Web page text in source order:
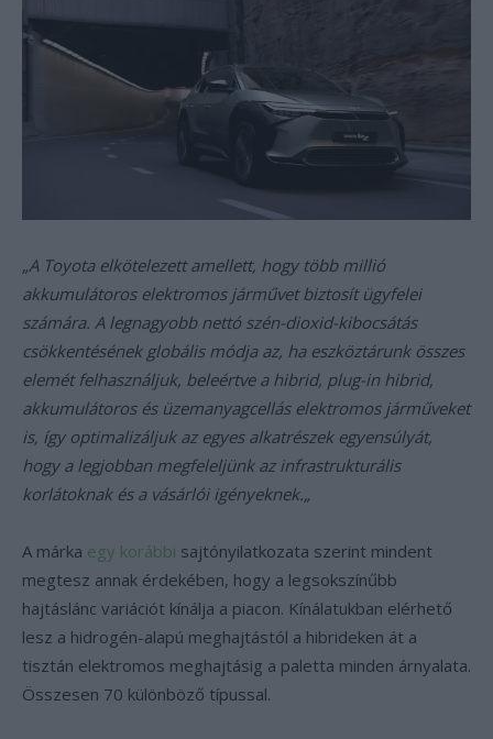
„A Toyota elkötelezett amellett, hogy több millió
akkumulátoros elektromos járművet biztosít ügyfelei
számára. A legnagyobb nettó szén-dioxid-kibocsátás
csökkentésének globális módja az, ha eszköztárunk összes
elemét felhasználjuk, beleértve a hibrid, plug-in hibrid,
akkumulátoros és üzemanyagcellás elektromos járműveket
is, így optimalizáljuk az egyes alkatrészek egyensúlyát,
hogy a legjobban megfeleljünk az infrastrukturális
korlátoknak és a vásárlói igényeknek.„
A márka egy korábbi sajtónyilatkozata szerint mindent
megtesz annak érdekében, hogy a legsokszínűbb
hajtáslánc variációt kínálja a piacon. Kínálatukban elérhető
lesz a hidrogén-alapú meghajtástól a hibrideken át a
tisztán elektromos meghajtásig a paletta minden árnyalata.
Összesen 70 különböző típussal.